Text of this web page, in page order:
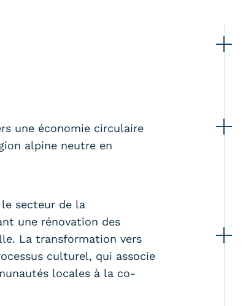
une économie circulaire
alpine neutre en
secteur de la
une rénovation des
La transformation vers
culturel, qui associe
locales à la co-